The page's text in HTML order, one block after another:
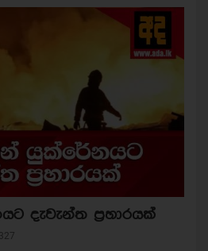
දැවැන්ත ප්‍රහාරයක්
327